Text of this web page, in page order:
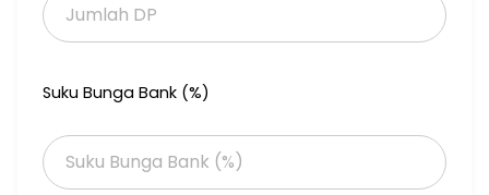
- Finishing Premium:
Dinding kamar mandi: Granit 60 x 120
- Posisi hook taman membuat rumah lebih terang, sirkulasi
udara maksimal, dan terasa lebih luas. Cocok untuk keluarga
Suku Bunga Bank (%)